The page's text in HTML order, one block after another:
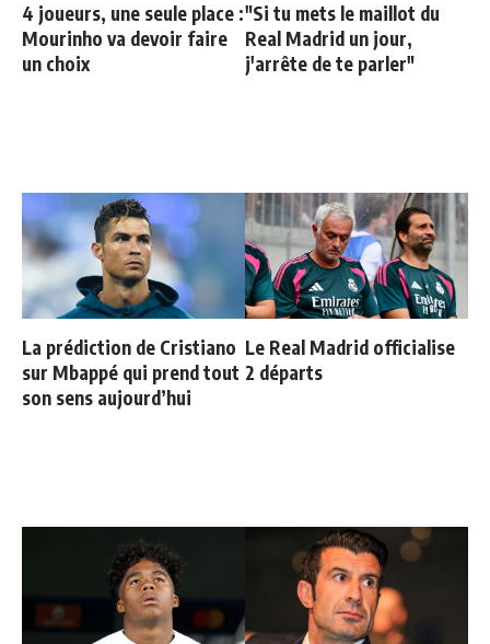
4 joueurs, une seule place :
Mourinho va devoir faire
un choix
"Si tu mets le maillot du
Real Madrid un jour,
j'arrête de te parler"
La prédiction de Cristiano
sur Mbappé qui prend tout
son sens aujourd’hui
Le Real Madrid officialise
2 départs